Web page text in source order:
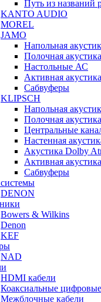
Путь из названий
KANTO AUDIO
MOREL
JAMO
Напольная
Полочная акустика
Настольные АС
Активная акустика
Сабвуферы
KLIPSCH
Напольная
Полочная акустика
Центральные
Настенная
Акустика Dolby
Активная акустика
Сабвуферы
DENON
Bowers & Wilkins
Denon
KEF
NAD
HDMI кабели
Коаксиальные
Межблочные кабели